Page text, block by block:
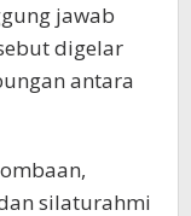
jawab
digelar
antara
silaturahmi